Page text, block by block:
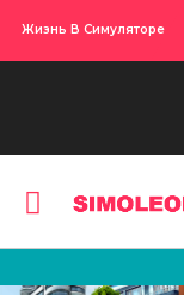
Жизнь В Симуляторе